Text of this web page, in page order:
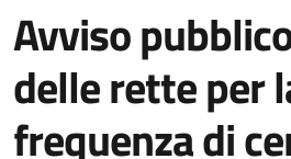
Avviso
delle rette per
frequenza di